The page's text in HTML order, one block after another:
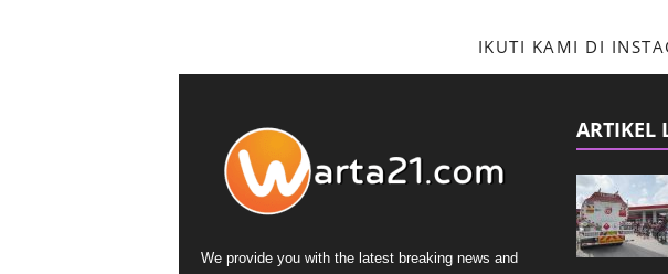
IKUTI KAMI DI
We provide you with the latest breaking news and
ARTIKEL